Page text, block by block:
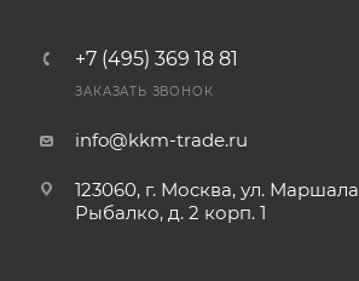
+7 (495) 369 18 81
ЗАКАЗАТЬ ЗВОНОК
info@kkm-trade.ru
123060, г. Москва, ул. Маршала
Рыбалко, д. 2 корп. 1